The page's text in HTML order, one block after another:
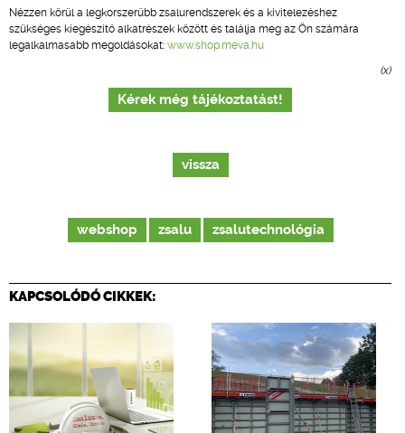
Nézzen körül a legkorszerűbb zsalurendszerek és a kivitelezéshez
szükséges kiegészítő alkatrészek között és találja meg az Ön számára
legalkalmasabb megoldásokat: www.shop.meva.hu
(x)
Kérek még tájékoztatást!
vissza
webshop zsalu zsalutechnológia
KAPCSOLÓDÓ CIKKEK: